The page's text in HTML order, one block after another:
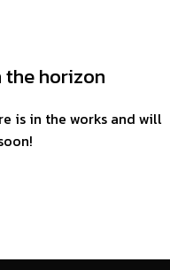
the horizon
is in the works and will